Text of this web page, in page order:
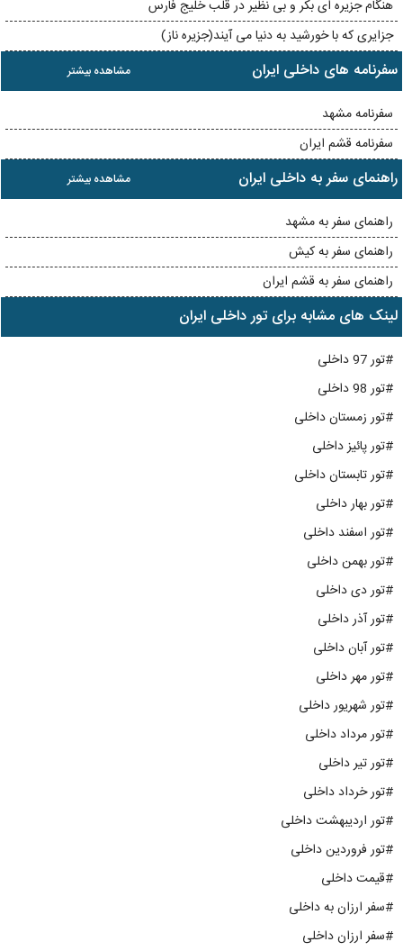
هنگام جزیره ای بکر و بی نظیر در قلب خلیج فارس
جزایری که با خورشید به دنیا می آیند(جزیره ناز)
مشاهده بیشتر سفرنامه های داخلی ایران
سفرنامه مشهد
سفرنامه قشم ایران
مشاهده بیشتر راهنمای سفر به داخلی ایران
راهنمای سفر به مشهد
راهنمای سفر به کیش
راهنمای سفر به قشم ایران
لینک های مشابه برای تور داخلی ایران
#تور 97 داخلی
#تور 98 داخلی
#تور زمستان داخلی
#تور پائیز داخلی
#تور تابستان داخلی
#تور بهار داخلی
#تور اسفند داخلی
#تور بهمن داخلی
#تور دی داخلی
#تور آذر داخلی
#تور آبان داخلی
#تور مهر داخلی
#تور شهریور داخلی
#تور مرداد داخلی
#تور تیر داخلی
#تور خرداد داخلی
#تور اردیبهشت داخلی
#تور فروردین داخلی
#قیمت داخلی
#سفر ارزان به داخلی
#سفر ارزان داخلی